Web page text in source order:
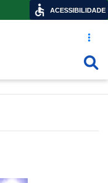
Acesso
ACESSIBILIDADE